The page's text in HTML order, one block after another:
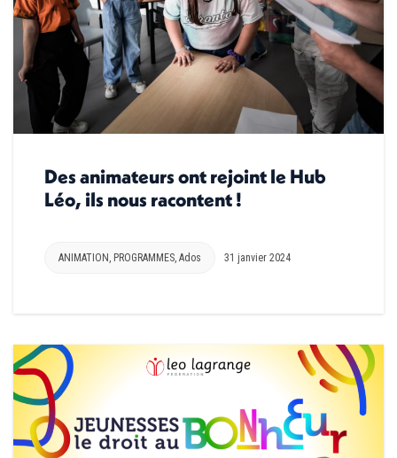
Des animateurs ont rejoint le Hub
Léo, ils nous racontent !
ANIMATION PROGRAMMES Ados 31 janvier 2024